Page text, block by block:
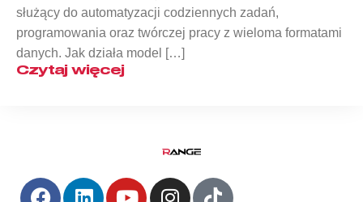
służący do automatyzacji codziennych zadań,
programowania oraz twórczej pracy z wieloma formatami
danych. Jak działa model […]
Czytaj więcej